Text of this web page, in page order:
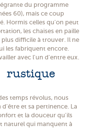
du programme
60), mais ce coup
Hormis celles qu'on peut
les chaises en paille
difficile à trouver. Il ne
les fabriquent encore.
avec l'un d'entre eux.
rustique
temps révolus, nous
et sa pertinence. La
et la douceur qu'ils
naturel qui manquent à